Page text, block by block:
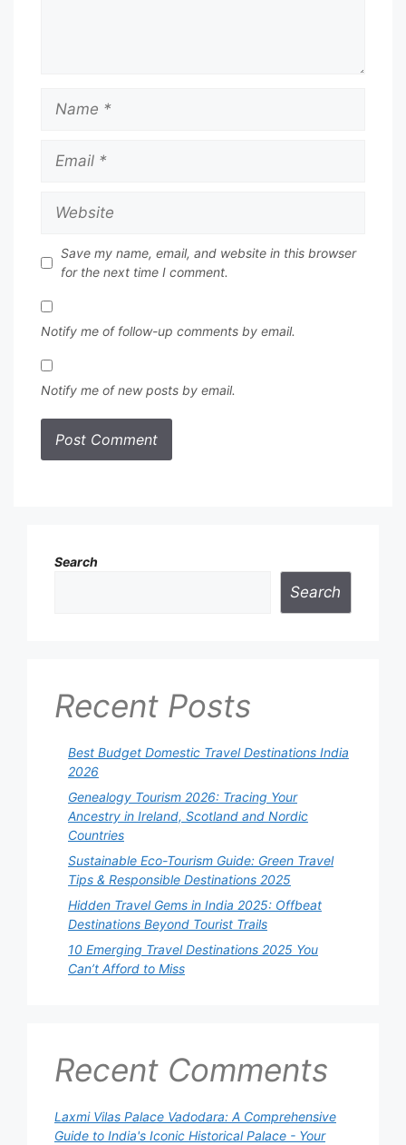
Name
Email
Website
Save my name, email, and website in this browser
for the next time I comment.
Notify me of follow-up comments by email.
Notify me of new posts by email.
Search
Search
Recent Posts
Best Budget Domestic Travel Destinations India
2026
Genealogy Tourism 2026: Tracing Your
Ancestry in Ireland, Scotland and Nordic
Countries
Sustainable Eco-Tourism Guide: Green Travel
Tips & Responsible Destinations 2025
Hidden Travel Gems in India 2025: Offbeat
Destinations Beyond Tourist Trails
10 Emerging Travel Destinations 2025 You
Can’t Afford to Miss
Recent Comments
Laxmi Vilas Palace Vadodara: A Comprehensive
Guide to India's Iconic Historical Palace - Your